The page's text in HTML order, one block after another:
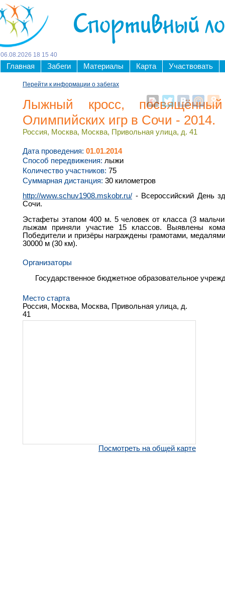
Спортивный
06 08 2026 18 15 40
Главная Забеги Материалы Карта Участвовать
Перейти к информации о забегах
Лыжный кросс,
Олимпийских игр в Сочи - 2014.
Россия, Москва, Москва, Привольная улица, д. 41
Дата проведения: 01.01.2014
Способ передвижения: лыжи
Количество участников: 75
Суммарная дистанция: 30 километров
http://www.schuv1908.mskobr.ru/ - Всероссийский День
Сочи.
Эстафеты этапом 400 м. 5 человек от класса (3
лыжам приняли участие 15 классов. Выявлены
Победители и призёры награждены грамотами,
30000 м (30 км).
Организаторы
Государственное бюджетное образовательное
Место старта
Россия, Москва, Москва, Привольная улица, д.
41
Посмотреть на общей карте